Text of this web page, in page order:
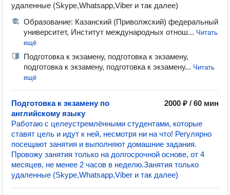
удаленные (Skype,Whatsapp,Viber и так далее)
Образование: Казанский (Приволжский) федеральный
университет, Институт международных отнош... Читать
ещё
Подготовка к экзамену, подготовка к экзамену,
подготовка к экзамену, подготовка к экзамену... Читать
ещё
Подготовка к экзамену по
английскому языку
2000 ₽ / 60 мин
Работаю с целеустремлёнными студентами, которые
ставят цель и идут к ней, несмотря ни на что! Регулярно
посещают занятия и выполняют домашние задания.
Провожу занятия только на долгосрочной основе, от 4
месяцев, не менее 2 часов в неделю.Занятия только
удаленные (Skype,Whatsapp,Viber и так далее)